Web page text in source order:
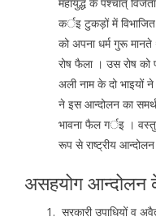
कर्इ टुकड़ों में विभाजित
को अपना धर्म गुरू
रोष फैला । उस रोष
अली नाम के दो भाइयों
ने इस आन्दोलन का
भावना फैल गर्इ ।
रूप से राष्ट्रीय
असहयोग आन्दोलन
सरकारी उपाधियों व